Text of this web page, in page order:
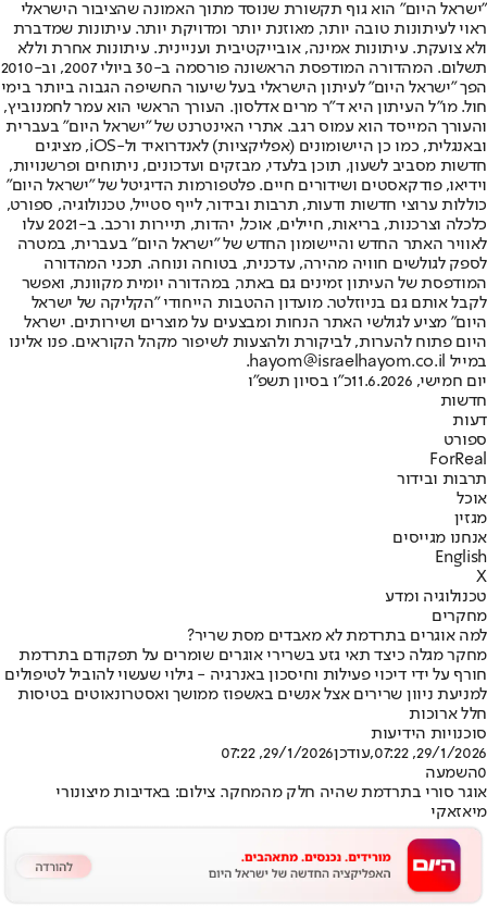
"ישראל היום" הוא גוף תקשורת שנוסד מתוך האמונה שהציבור הישראלי
ראוי לעיתונות טובה יותר, מאוזנת יותר ומדויקת יותר. עיתונות שמדברת
ולא צועקת. עיתונות אמינה, אובייקטיבית ועניינית. עיתונות אחרת וללא
תשלום. המהדורה המודפסת הראשונה פורסמה ב-30 ביולי 2007, וב-2010
הפך "ישראל היום" לעיתון הישראלי בעל שיעור החשיפה הגבוה ביותר בימי
חול. מו"ל העיתון היא ד"ר מרים אדלסון. העורך הראשי הוא עמר לחמנוביץ,
והעורך המייסד הוא עמוס רגב. אתרי האינטרנט של "ישראל היום" בעברית
ובאנגלית, כמו כן היישומונים (אפליקציות) לאנדרואיד ול-iOS, מציגים
חדשות מסביב לשעון, תוכן בלעדי, מבזקים ועדכונים, ניתוחים ופרשנויות,
וידיאו, פודקאסטים ושידורים חיים. פלטפורמות הדיגיטל של "ישראל היום"
כוללות ערוצי חדשות ודעות, תרבות ובידור, לייף סטייל, טכנולוגיה, ספורט,
כלכלה וצרכנות, בריאות, חיילים, אוכל, יהדות, תיירות ורכב. ב-2021 עלו
לאוויר האתר החדש והיישומון החדש של "ישראל היום" בעברית, במטרה
לספק לגולשים חוויה מהירה, עדכנית, בטוחה ונוחה. תכני המהדורה
המודפסת של העיתון זמינים גם באתר, במהדורה יומית מקוונת, ואפשר
לקבל אותם גם בניוזלטר. מועדון ההטבות הייחודי "הקליקה של ישראל
היום" מציע לגולשי האתר הנחות ומבצעים על מוצרים ושירותים. ישראל
היום פתוח להערות, לביקורת ולהצעות לשיפור מקהל הקוראים. פנו אלינו
במייל hayom@israelhayom.co.il.
יום חמישי, 11.6.2026
כ"ו בסיון תשפ"ו
חדשות
דעות
ספורט
ForReal
תרבות ובידור
אוכל
מגזין
אנחנו מגייסים
English
X
טכנולוגיה ומדע
מחקרים
למה אוגרים בתרדמת לא מאבדים מסת שריר?
מחקר מגלה כיצד תאי גזע בשרירי אוגרים שומרים על תפקודם בתרדמת
חורף על ידי דיכוי פעילות וחיסכון באנרגיה - גילוי שעשוי להוביל לטיפולים
למניעת ניוון שרירים אצל אנשים באשפוז ממושך ואסטרונאוטים בטיסות
חלל ארוכות
סוכנויות הידיעות
29/1/2026, 07:22
,עודכן29/1/2026, 07:22
0השמעה
אוגר סורי בתרדמת שהיה חלק מהמחקר. צילום: באדיבות מיצונורי
מיאזאקי